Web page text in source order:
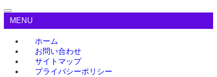
MENU
ホーム
お問い合わせ
サイトマップ
プライバシーポリシー